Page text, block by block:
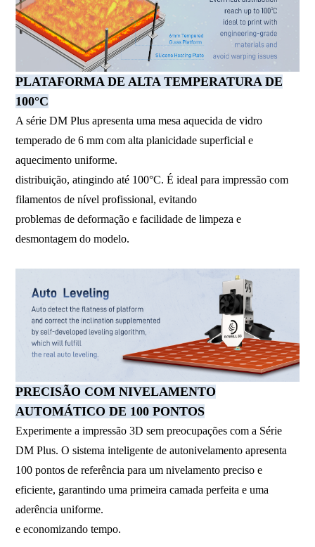
PLATAFORMA DE ALTA TEMPERATURA DE
100°C
A série DM Plus apresenta uma mesa aquecida de vidro
temperado de 6 mm com alta planicidade superficial e
aquecimento uniforme.
distribuição, atingindo até 100°C. É ideal para impressão com
filamentos de nível profissional, evitando
problemas de deformação e facilidade de limpeza e
desmontagem do modelo.
PRECISÃO COM NIVELAMENTO
AUTOMÁTICO DE 100 PONTOS
Experimente a impressão 3D sem preocupações com a Série
DM Plus. O sistema inteligente de autonivelamento apresenta
100 pontos de referência para um nivelamento preciso e
eficiente, garantindo uma primeira camada perfeita e uma
aderência uniforme.
e economizando tempo.